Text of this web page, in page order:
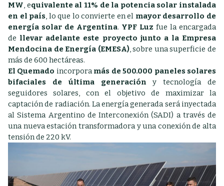
MW, equivalente al 11% de la potencia solar instalada
en el país, lo que lo convierte en el mayor desarrollo de
energía solar de Argentina. YPF Luz fue la encargada
de llevar adelante este proyecto junto a la Empresa
Mendocina de Energía (EMESA), sobre una superficie de
más de 600 hectáreas.
El Quemado incorporamás de 500.000 paneles solares
bifaciales de última generación y tecnología de
seguidores solares, con el objetivo de maximizar la
captación de radiación. La energía generada será inyectada
al Sistema Argentino de Interconexión (SADI) a través de
una nueva estación transformadora y una conexión de alta
tensión de 220 kV.